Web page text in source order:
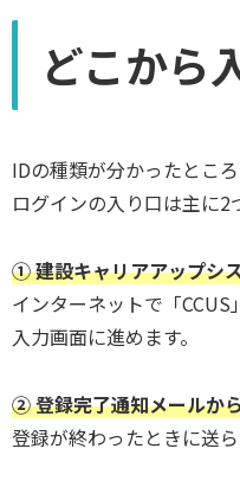
どこから
IDの種類が分かったとこ
ログインの入り口は主に2
① 建設キャリアアップシ
インターネットで「
入力画面に進めます。
② 登録完了通知メールか
登録が終わったときに送